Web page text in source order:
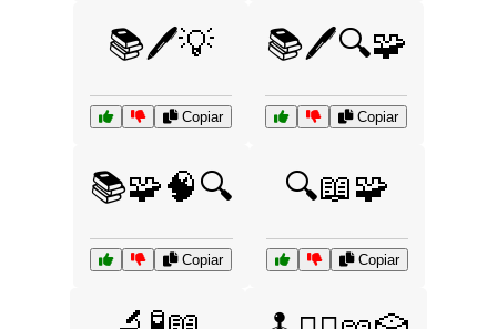
📚🖊️💡
Copiar
📚🖊️🔍🧩
Copiar
📚🧩🧠🔍
Copiar
🔍📖🧩
Copiar